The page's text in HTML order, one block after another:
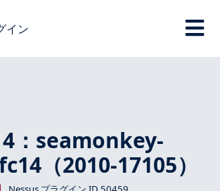
イン
：seamonkey-
（2010-17105）